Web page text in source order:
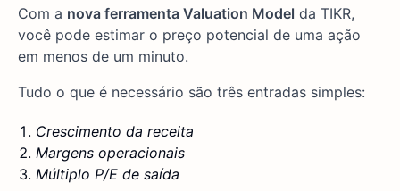
Com a nova ferramenta Valuation Model da TIKR,
você pode estimar o preço potencial de uma ação
em menos de um minuto.
Tudo o que é necessário são três entradas simples:
Crescimento da receita
Margens operacionais
Múltiplo P/E de saída